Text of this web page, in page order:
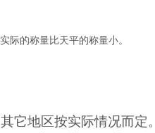
际的称量比天平的称量小。
它地区按实际情况而定。